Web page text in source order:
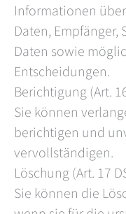
Informationen
Daten, Empfänger,
Daten sowie
Entscheidungen.
Berichtigung (Art.
Sie können
berichtigen und
vervollständigen.
Löschung (Art. 17
Sie können die